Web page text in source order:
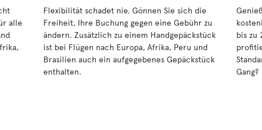
alle
Flexibilität schadet nie. Gönnen Sie sich die
Freiheit, Ihre Buchung gegen eine Gebühr zu
ändern. Zusätzlich zu einem Handgepäckstück
ist bei Flügen nach Europa, Afrika, Peru und
Brasilien auch ein aufgegebenes Gepäckstück
enthalten.
bis zu
Gang?